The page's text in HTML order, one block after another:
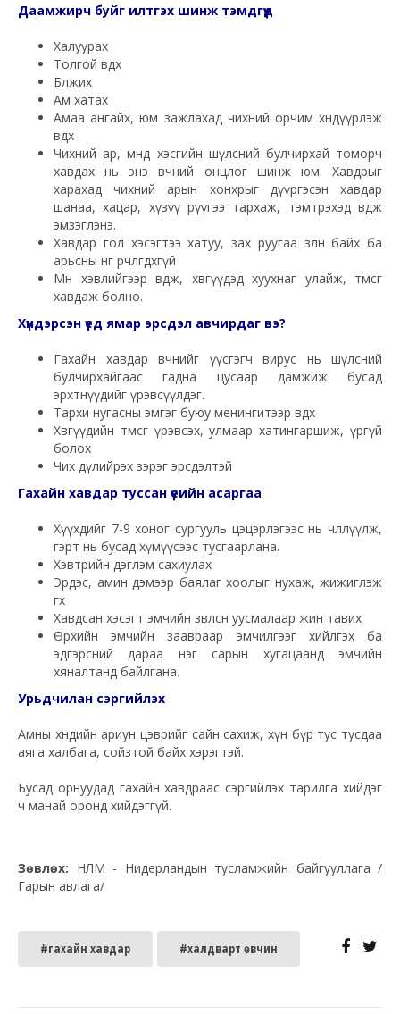
Даамжирч буйг илтгэх шинж тэмдгүүд
Халуурах
Толгой өвдөх
Бөөлжих
Ам хатах
Амаа ангайх, юм зажлахад чихний орчим хөндүүрлэж
өвдөх
Чихний ар, өмнөд хэсгийн шүлсний булчирхай томорч
хавдах нь энэ өвчний онцлог шинж юм. Хавдрыг
харахад чихний арын хонхрыг дүүргэсэн хавдар
шанаа, хацар, хүзүү рүүгээ тархаж, тэмтрэхэд өвдөж
эмзэглэнэ.
Хавдар гол хэсэгтээ хатуу, зах руугаа зөөлөн байх ба
арьсны өнгө өөрчлөгдөхгүй
Мөн хэвлийгээр өвдөж, хөвгүүдэд хуухнаг улайж, төмсөг
хавдаж болно.
Хүндэрсэн үед ямар эрсдэл авчирдаг вэ?
Гахайн хавдар өвчнийг үүсгэгч вирус нь шүлсний
булчирхайгаас гадна цусаар дамжиж бусад
эрхтнүүдийг үрэвсүүлдэг.
Тархи нугасны эмгэг буюу менингитээр өвдөх
Хөвгүүдийн төмсөг үрэвсэх, улмаар хатингаршиж, үргүй
болох
Чих дүлийрэх зэрэг эрсдэлтэй
Гахайн хавдар туссан үеийн асаргаа
Хүүхдийг 7-9 хоног сургууль цэцэрлэгээс нь чөлөөлүүлж,
гэрт нь бусад хүмүүсээс тусгаарлана.
Хэвтрийн дэглэм сахиулах
Эрдэс, амин дэмээр баялаг хоолыг нухаж, жижиглэж
өгөх
Хавдсан хэсэгт эмчийн зөвлөсөн уусмалаар жин тавих
Өрхийн эмчийн заавраар эмчилгээг хийлгэх ба
эдгэрсний дараа нэг сарын хугацаанд эмчийн
хяналтанд байлгана.
Урьдчилан сэргийлэх
Амны хөндийн ариун цэврийг сайн сахиж, хүн бүр тус тусдаа
аяга халбага, сойзтой байх хэрэгтэй.
Бусад орнуудад гахайн хавдраас сэргийлэх тарилга хийдэг
ч манай оронд хийдэггүй.
Зөвлөх: НЛМ - Нидерландын тусламжийн байгууллага /
Гарын авлага/
#гахайн хавдар #халдварт өвчин